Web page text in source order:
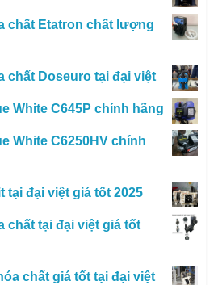
chất Etatron chất lượng
chất Doseuro tại đại việt
White C645P chính hãng
White C6250HV chính
tại đại việt giá tốt 2025
chất tại đại việt giá tốt
chất giá tốt tại đại việt